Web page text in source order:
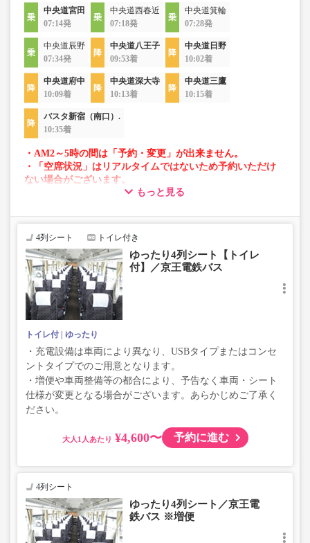
中央道宮田
07:14発
中央道西春近
07:18発
中央道箕輪
07:28発
中央道辰野
07:34発
中央道八王子
09:53着
中央道日野
10:02着
中央道府中
10:09着
中央道深大寺
10:13着
中央道三鷹
10:15着
バスタ新宿（南口）.
10:35着
・AM2～5時の間は「予約・変更」が出来ません。
・「空席状況」はリアルタイムではないため予約いただけ
ない場合がございます。
・車両は予告なく変更となる場合がございます。これに伴
で、あらかじめご了承ください。
もっと見る
4列シート トイレ付き
ゆったり4列シート【トイレ
付】／京王電鉄バス
トイレ付 ゆったり
・充電設備は車両により異なり、USBタイプまたはコンセ
ントタイプでのご用意となります。
・増便や車両整備等の都合により、予告なく車両・シート
仕様が変更となる場合がございます。あらかじめご了承く
ださい。
大人 ¥4,600〜 予約に進む
4列シート
ゆったり4列シート／京王電
鉄バス ※増便